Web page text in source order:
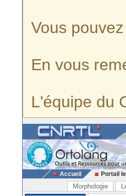
Vous
En vous
L'équipe du
Accueil Portail
Morphologie